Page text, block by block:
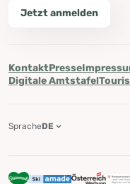
Jetzt anmelden
KontaktPresse
Digitale Amtstafel
SpracheDE